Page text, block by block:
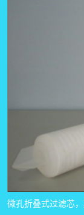
微孔折叠式过滤芯